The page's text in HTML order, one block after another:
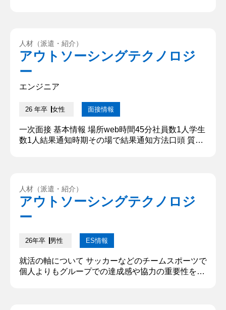
アとして活躍できる企業である点です。私はもとも
とエンジニアには興味がなかったのですが、私が応
援している方...
人材（派遣・紹介）
アウトソーシングテクノロジ
ー
エンジニア
26 年卒 女性 面接情報
一次面接 基本情報 場所web時間45分社員数1人学生
数1人結果通知時期その場で結果通知方法口頭 質問
すか はい。学生時代は、さまざまなことを学べる学
部であったので、様々な資格や学べるものをたくさ
ん学びました。 ...
人材（派遣・紹介）
アウトソーシングテクノロジ
ー
26年卒 男性 ES情報
就活の軸について サッカーなどのチームスポーツで
個人よりもグループでの達成感や協力の重要性を学